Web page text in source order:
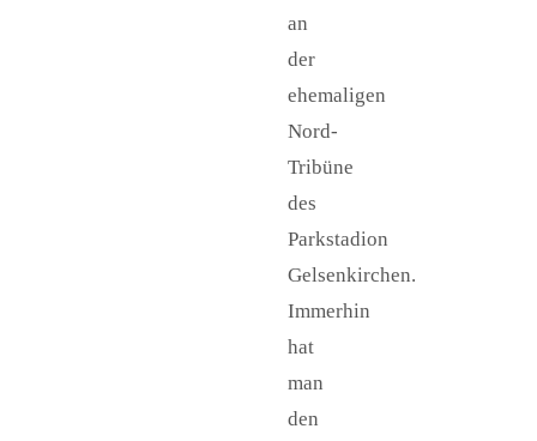
an
der
ehemaligen
Nord-
Tribüne
des
Parkstadion
Gelsenkirchen.
Immerhin
hat
man
den